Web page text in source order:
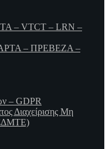
– VTCT – LRN –
– ΠΡΕΒΕΖΑ –
– GDPR
Διαχείρισης Μη